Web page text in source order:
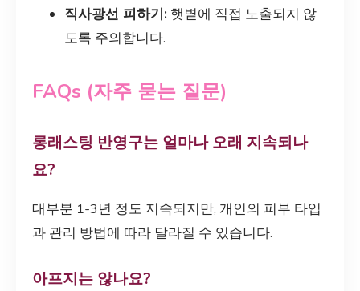
직사광선 피하기: 햇볕에 직접 노출되지 않
도록 주의합니다.
FAQs (자주 묻는 질문)
롱래스팅 반영구는 얼마나 오래 지속되나
요?
대부분 1-3년 정도 지속되지만, 개인의 피부 타입
과 관리 방법에 따라 달라질 수 있습니다.
아프지는 않나요?